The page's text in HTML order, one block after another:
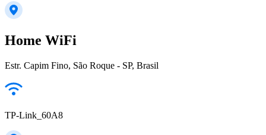
Home WiFi
Estr. Capim Fino, São Roque - SP, Brasil
TP-Link_60A8